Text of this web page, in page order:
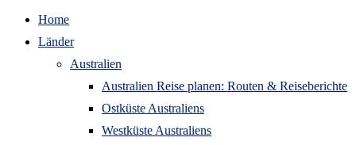
Home
Länder
Australien
Australien Reise planen: Routen & Reiseberichte
Ostküste Australiens
Westküste Australiens